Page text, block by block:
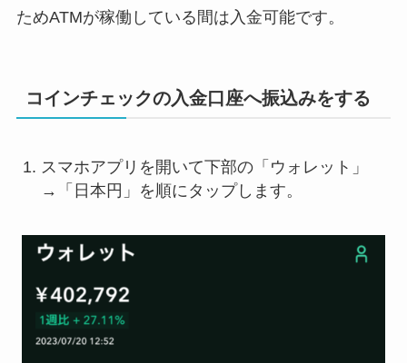
ためATMが稼働している間は入金可能です。
コインチェックの入金口座へ振込みをする
スマホアプリを開いて下部の「ウォレット」
→「日本円」を順にタップします。